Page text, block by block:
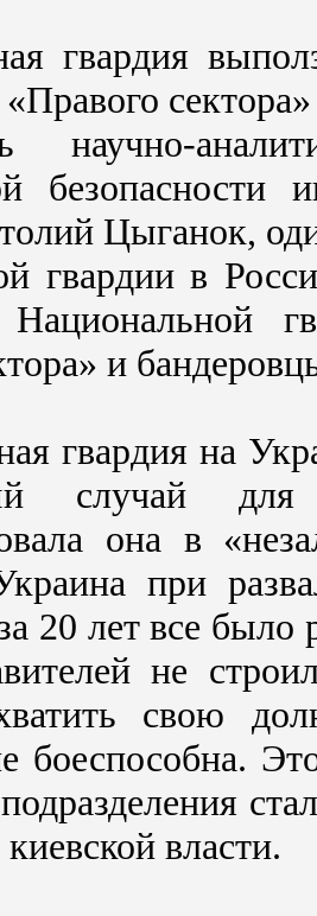
научно-
безопасности
Цыганок,
гвардии в
и
гвардия на
случай для
она в
при
20 лет все
не
свою
боеспособна.
власти.